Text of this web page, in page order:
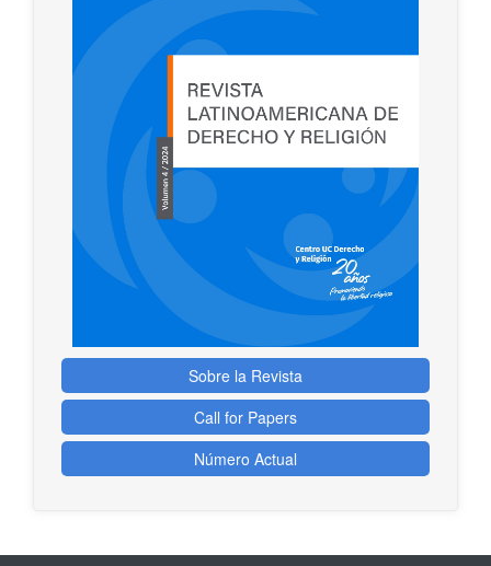
Sobre la Revista
Call for Papers
Número Actual